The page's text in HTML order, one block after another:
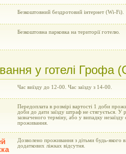
Безкоштовний бездротовий інтернет (Wi-Fi).
Безкоштовна парковка на території готелю.
у готелі Грофа
Час виїзду до 12-00. Час заїзду з 14-00.
Передоплата в розмірі вартості 1 доби
доби до дати заїзду штраф не стягується. У
зазначеного терміну, або у випадку
проживання.
Дозволено проживання з дітьми будь-якого
додаткових ліжках відсутня.